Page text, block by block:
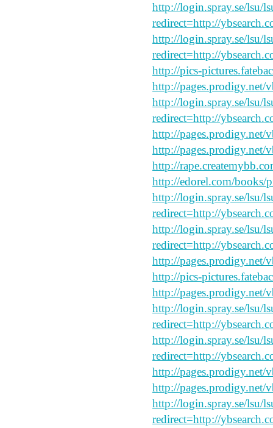
http://login.spray.se/lsu/
redirect=http://
http://login.spray.se/lsu/
redirect=http://
http://pics-
http://pages.prodigy.net/
http://login.spray.se/lsu/
redirect=http://
http://pages.prodigy.net/
http://pages.prodigy.net/
http://
http://edorel.com/books/
http://login.spray.se/lsu/
redirect=http://
http://login.spray.se/lsu/
redirect=http://
http://pages.prodigy.net/
http://pics-
http://pages.prodigy.net/
http://login.spray.se/lsu/
redirect=http://
http://login.spray.se/lsu/
redirect=http://
http://pages.prodigy.net/
http://pages.prodigy.net/
http://login.spray.se/lsu/
redirect=http://